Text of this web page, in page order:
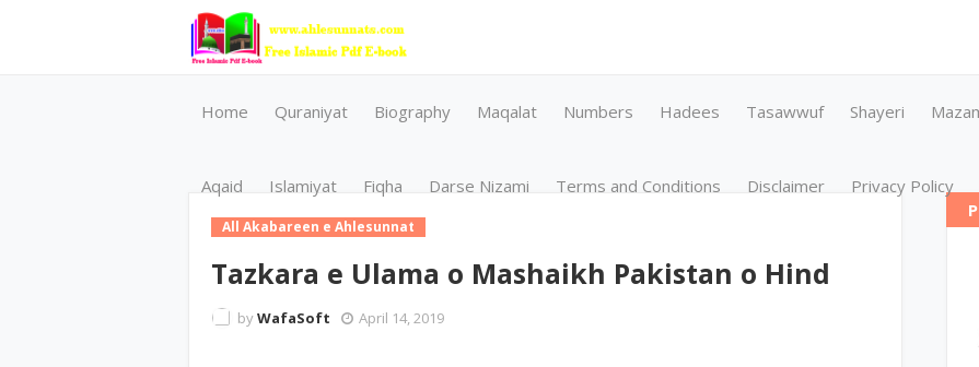
Home Quraniyat Biography Maqalat Numbers Hadees Tasawwuf Shayeri
Aqaid Islamiyat Fiqha Darse Nizami Terms and Conditions Disclaimer Privacy Policy
All Akabareen e Ahlesunnat
Tazkara e Ulama o Mashaikh Pakistan o Hind
byWafaSoft April 14, 2019